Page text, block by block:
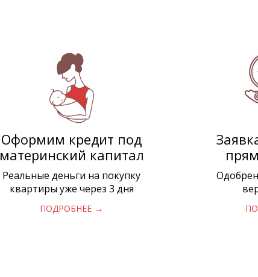
Оформим кредит под
материнский капитал
Реальные деньги на покупку
квартиры уже через 3 дня
ПОДРОБНЕЕ→